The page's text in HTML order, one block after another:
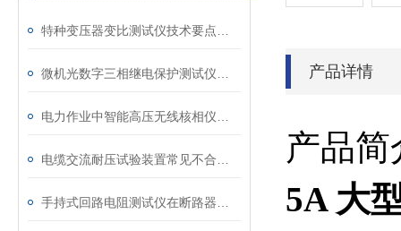
产品详情
产品简
5A 大